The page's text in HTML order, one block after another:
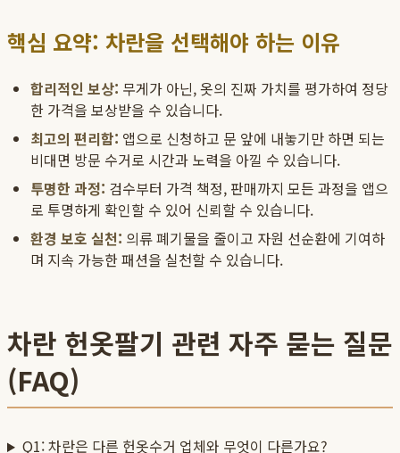
핵심 요약: 차란을 선택해야 하는 이유
합리적인 보상: 무게가 아닌, 옷의 진짜 가치를 평가하여 정당
한 가격을 보상받을 수 있습니다.
최고의 편리함: 앱으로 신청하고 문 앞에 내놓기만 하면 되는
비대면 방문 수거로 시간과 노력을 아낄 수 있습니다.
투명한 과정: 검수부터 가격 책정, 판매까지 모든 과정을 앱으
로 투명하게 확인할 수 있어 신뢰할 수 있습니다.
환경 보호 실천: 의류 폐기물을 줄이고 자원 선순환에 기여하
며 지속 가능한 패션을 실천할 수 있습니다.
차란 헌옷팔기 관련 자주 묻는 질문
(FAQ)
Q1: 차란은 다른 헌옷수거 업체와 무엇이 다른가요?